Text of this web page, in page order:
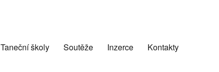
Taneční školy Soutěže Inzerce Kontakty